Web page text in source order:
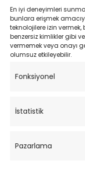
En iyi deneyimleri
bunlara erişmek
teknolojilere izin
benzersiz kimlikler gibi
vermemek veya onayı
olumsuz etkileyebilir.
Fonksiyonel
İstatistik
Pazarlama
Kişisel Verilerin
Mesafeli Satış
Sipariş Takibi